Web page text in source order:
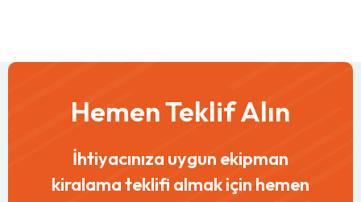
Hemen Teklif Alın
İhtiyacınıza uygun ekipman
kiralama teklifi almak için hemen